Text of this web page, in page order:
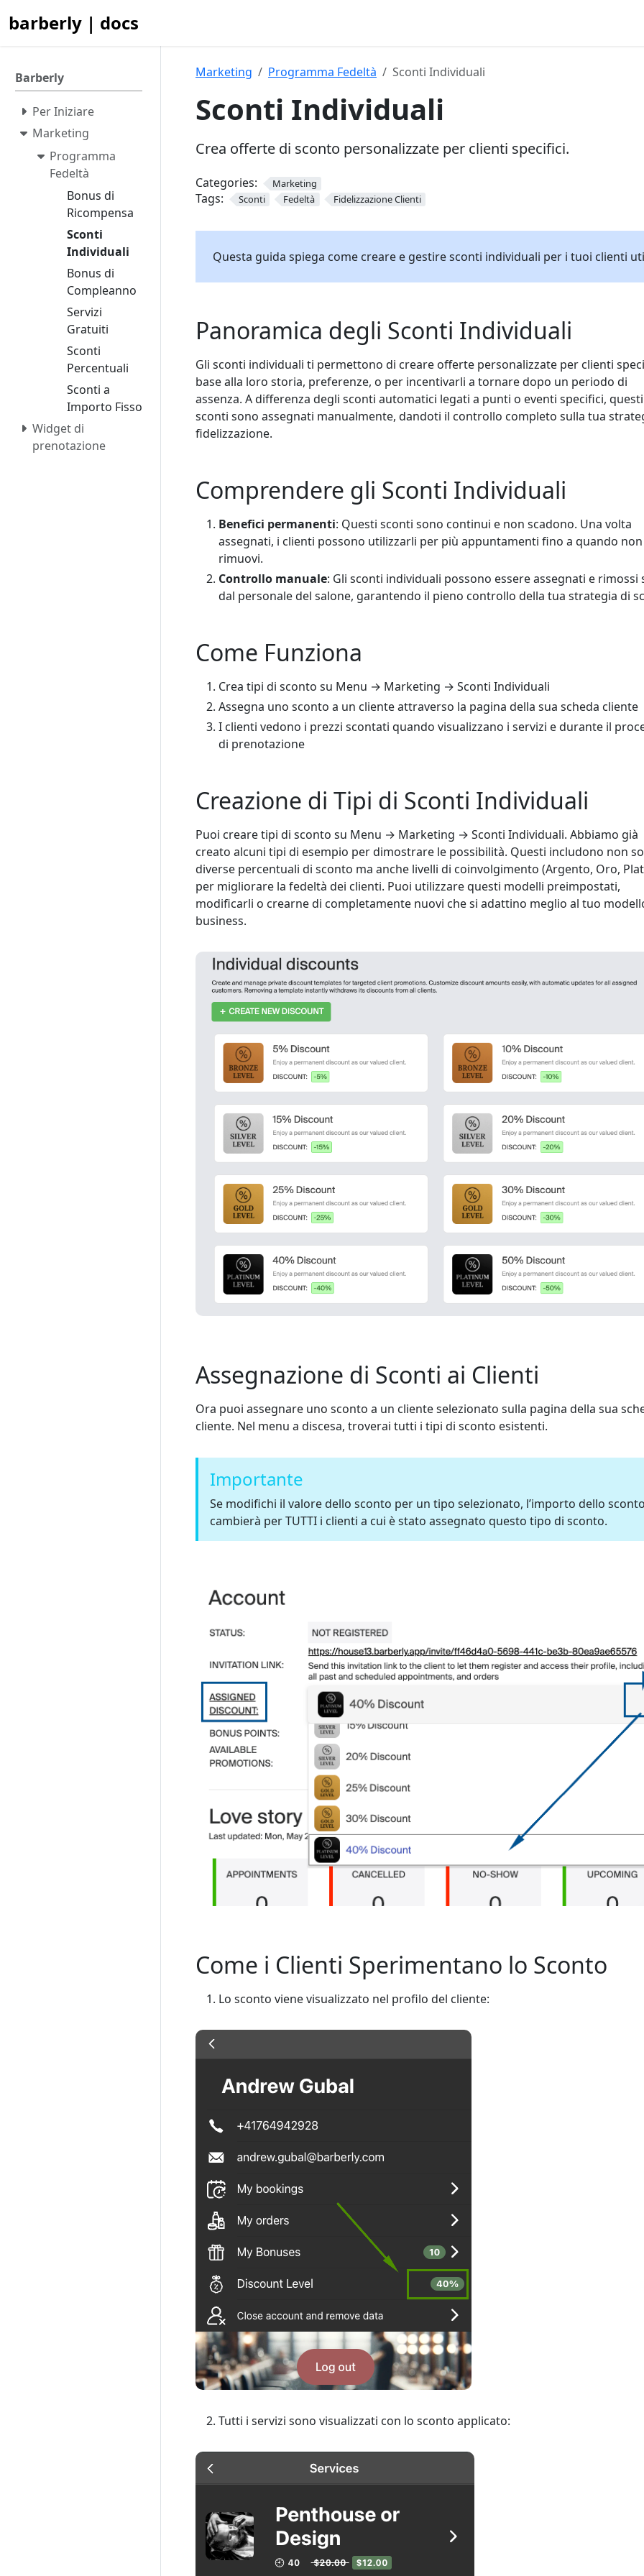
barberly | docs
Barberly
Per Iniziare
Marketing
Programma
Fedeltà
Bonus di
Ricompensa
Sconti
Individuali
Bonus di
Compleanno
Servizi
Gratuiti
Sconti
Percentuali
Sconti a
Importo Fisso
Widget di
prenotazione
Marketing Programma Fedeltà Sconti Individuali
Sconti Individuali
Crea offerte di sconto personalizzate per clienti specifici.
Categories: Marketing
Tags: Sconti Fedeltà Fidelizzazione Clienti
Questa guida spiega come creare e gestire sconti individuali per i tuoi clienti
Panoramica degli Sconti Individuali
Gli sconti individuali ti permettono di creare offerte personalizzate per clienti
base alla loro storia, preferenze, o per incentivarli a tornare dopo un periodo di
assenza. A differenza degli sconti automatici legati a punti o eventi specifici, questi
sconti sono assegnati manualmente, dandoti il controllo completo sulla tua
fidelizzazione.
Comprendere gli Sconti Individuali
Benefici permanenti: Questi sconti sono continui e non scadono. Una volta
assegnati, i clienti possono utilizzarli per più appuntamenti fino a quando
rimuovi.
Controllo manuale: Gli sconti individuali possono essere assegnati e rimossi
dal personale del salone, garantendo il pieno controllo della tua strategia di
Come Funziona
Crea tipi di sconto su Menu → Marketing → Sconti Individuali
Assegna uno sconto a un cliente attraverso la pagina della sua scheda cliente
I clienti vedono i prezzi scontati quando visualizzano i servizi e durante il
di prenotazione
Creazione di Tipi di Sconti Individuali
Puoi creare tipi di sconto su Menu → Marketing → Sconti Individuali. Abbiamo già
creato alcuni tipi di esempio per dimostrare le possibilità. Questi includono non
diverse percentuali di sconto ma anche livelli di coinvolgimento (Argento, Oro,
per migliorare la fedeltà dei clienti. Puoi utilizzare questi modelli preimpostati,
modificarli o crearne di completamente nuovi che si adattino meglio al tuo
business.
Assegnazione di Sconti ai Clienti
Ora puoi assegnare uno sconto a un cliente selezionato sulla pagina della sua
cliente. Nel menu a discesa, troverai tutti i tipi di sconto esistenti.
Importante
Se modifichi il valore dello sconto per un tipo selezionato, l’importo dello sconto
cambierà per TUTTI i clienti a cui è stato assegnato questo tipo di sconto.
Come i Clienti Sperimentano lo Sconto
Lo sconto viene visualizzato nel profilo del cliente:
Tutti i servizi sono visualizzati con lo sconto applicato: